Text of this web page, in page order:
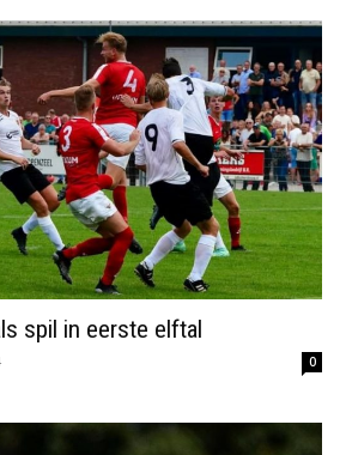
spil in eerste elftal
0